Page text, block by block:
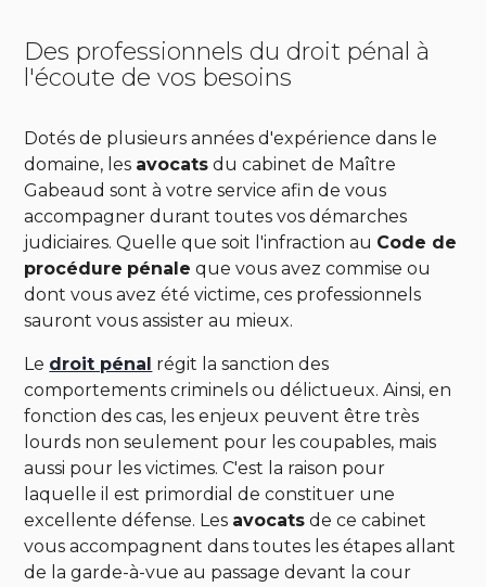
Des professionnels du droit pénal à
l'écoute de vos besoins
Dotés de plusieurs années d'expérience dans le
domaine, les avocats du cabinet de Maître
Gabeaud sont à votre service afin de vous
accompagner durant toutes vos démarches
judiciaires. Quelle que soit l'infraction au Code de
procédure pénale que vous avez commise ou
dont vous avez été victime, ces professionnels
sauront vous assister au mieux.
Le droit pénal régit la sanction des
comportements criminels ou délictueux. Ainsi, en
fonction des cas, les enjeux peuvent être très
lourds non seulement pour les coupables, mais
aussi pour les victimes. C'est la raison pour
laquelle il est primordial de constituer une
excellente défense. Les avocats de ce cabinet
vous accompagnent dans toutes les étapes allant
de la garde-à-vue au passage devant la cour